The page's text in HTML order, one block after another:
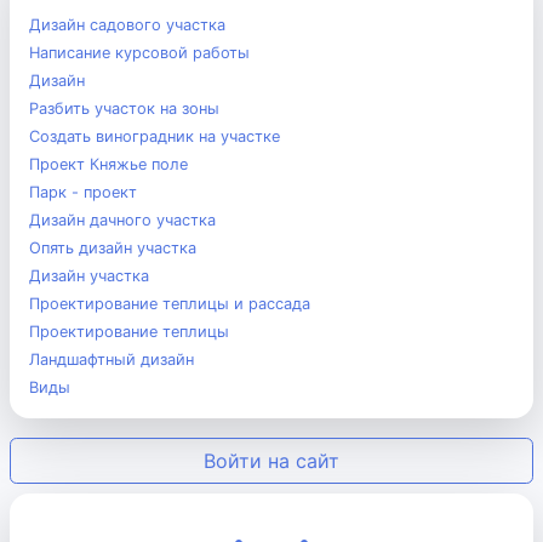
Дизайн садового участка
Написание курсовой работы
Дизайн
Разбить участок на зоны
Создать виноградник на участке
Проект Княжье поле
Парк - проект
Дизайн дачного участка
Опять дизайн участка
Дизайн участка
Проектирование теплицы и рассада
Проектирование теплицы
Ландшафтный дизайн
Виды
Войти на сайт